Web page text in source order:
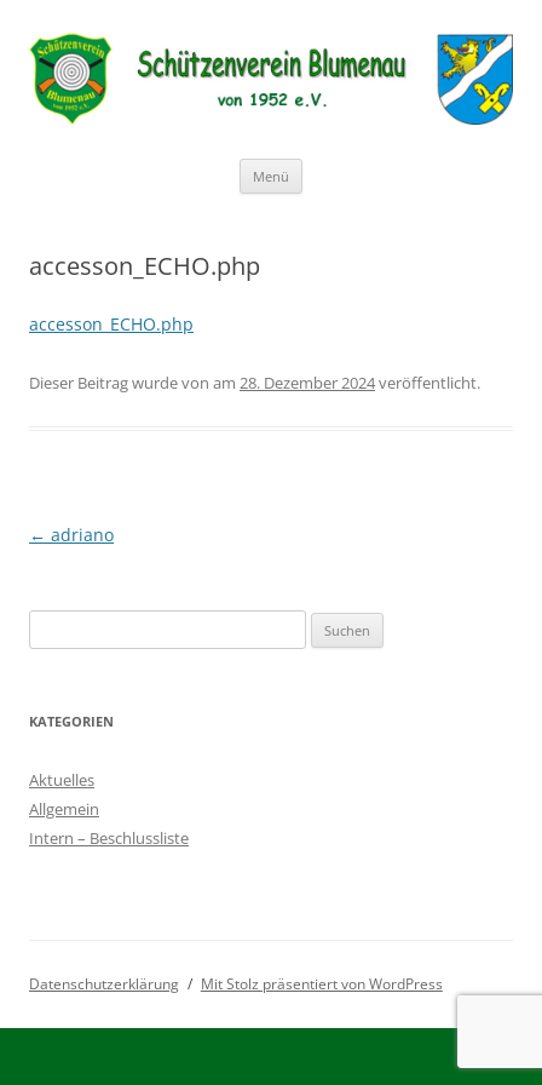
Schützenverein Blumenau von
1952 e.V.
Menü
accesson_ECHO.php
accesson_ECHO.php
Dieser Beitrag wurdevon am 28. Dezember 2024veröffentlicht.
Beitragsnavigation
← adriano
nach:
KATEGORIEN
Aktuelles
Allgemein
Intern – Beschlussliste
Datenschutzerklärung Mit Stolz präsentiert von WordPress